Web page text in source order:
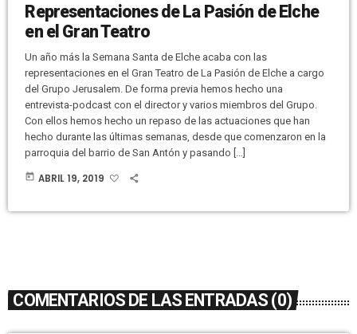
Representaciones de La Pasión de Elche
en el Gran Teatro
Un año más la Semana Santa de Elche acaba con las
representaciones en el Gran Teatro de La Pasión de Elche a cargo
del Grupo Jerusalem. De forma previa hemos hecho una
entrevista-podcast con el director y varios miembros del Grupo.
Con ellos hemos hecho un repaso de las actuaciones que han
hecho durante las últimas semanas, desde que comenzaron en la
parroquia del barrio de San Antón y pasando […]
today ABRIL 19, 2019
COMENTARIOS DE LAS ENTRADAS (0)